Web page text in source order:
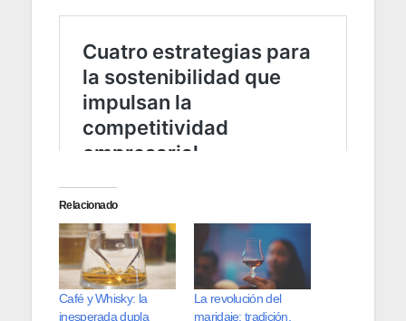
Relacionado
Café y Whisky: la
inesperada dupla
La revolución del
maridaje: tradición,